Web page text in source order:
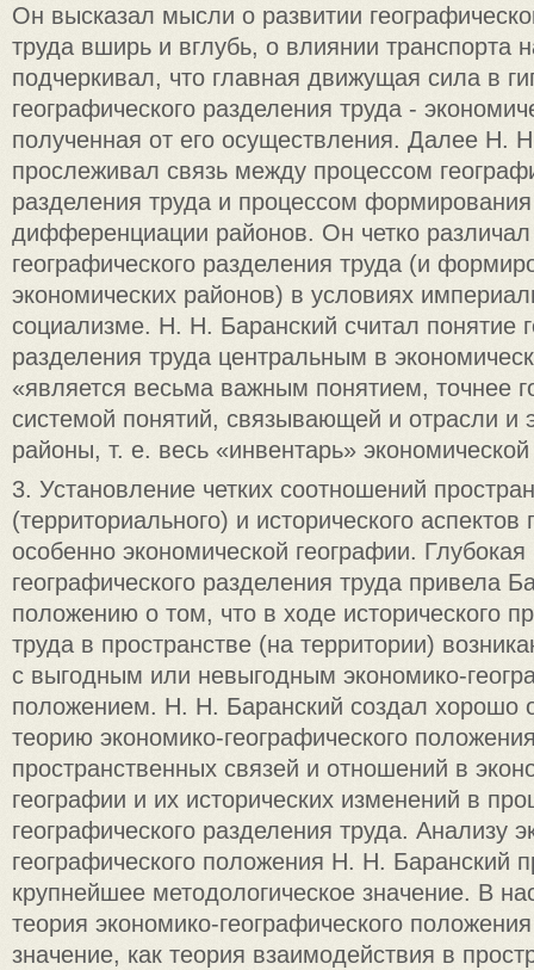
Он высказал мысли о развитии
труда вширь и вглубь, о влиянии транспорта
подчеркивал, что главная движущая сила в
географического разделения труда -
полученная от его осуществления. Далее Н.
прослеживал связь между процессом
разделения труда и процессом
дифференциации районов. Он четко
географического разделения труда (и
экономических районов) в условиях
социализме. Н. Н. Баранский считал понятие
разделения труда центральным в
«является весьма важным понятием, точнее
системой понятий, связывающей и отрасли и
районы, т. е. весь «инвентарь»
3. Установление четких соотношений
(территориального) и исторического аспектов
особенно экономической географии. Глубокая
географического разделения труда привела
положению о том, что в ходе исторического
труда в пространстве (на территории)
с выгодным или невыгодным экономико-
положением. Н. Н. Баранский создал хорошо
теорию экономико-географического
пространственных связей и отношений в
географии и их исторических изменений в
географического разделения труда. Анализу
географического положения Н. Н. Баранский
крупнейшее методологическое значение. В
теория экономико-географического
значение, как теория взаимодействия в